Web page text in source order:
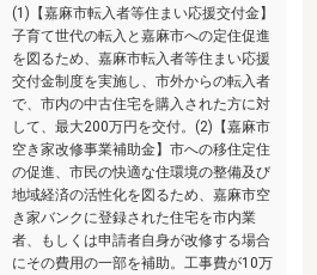
(1)【嘉麻市転入者等住まい応援交付金】
子育て世代の転入と嘉麻市への定住促進
を図るため、嘉麻市転入者等住まい応援
交付金制度を実施し、市外からの転入者
で、市内の中古住宅を購入された方に対
して、最大200万円を交付。(2)【嘉麻市
空き家改修事業補助金】市への移住定住
の促進、市民の快適な住環境の整備及び
地域経済の活性化を図るため、嘉麻市空
き家バンクに登録された住宅を市内業
者、もしくは申請者自身が改修する場合
にその費用の一部を補助。工事費が10万